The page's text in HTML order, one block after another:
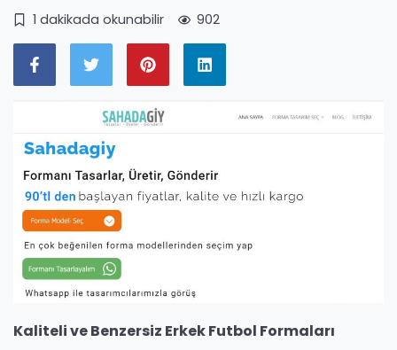
1 dakikada okunabilir 902
Kaliteli ve Benzersiz Erkek Futbol Formaları